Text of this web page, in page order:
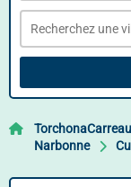
Narbonne